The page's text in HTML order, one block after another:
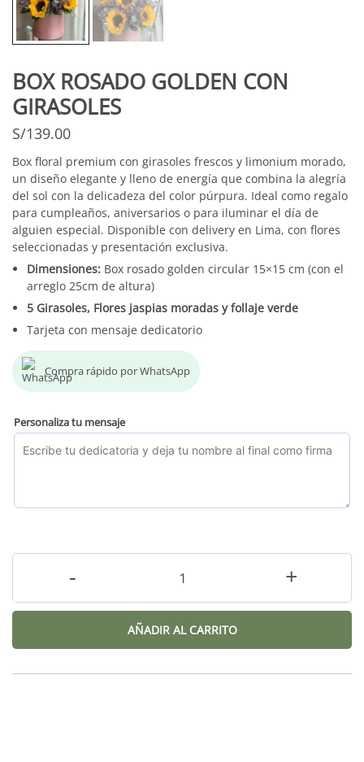
BOX ROSADO GOLDEN CON
GIRASOLES
S/139.00
Box floral premium con girasoles frescos y limonium morado,
un diseño elegante y lleno de energía que combina la alegría
del sol con la delicadeza del color púrpura. Ideal como regalo
para cumpleaños, aniversarios o para iluminar el día de
alguien especial. Disponible con delivery en Lima, con flores
seleccionadas y presentación exclusiva.
Dimensiones: Box rosado golden circular 15×15 cm (con el
arreglo 25cm de altura)
5 Girasoles, Flores jaspias moradas y follaje verde
Tarjeta con mensaje dedicatorio
Compra rápido por WhatsApp
Personaliza tu mensaje
- +
AÑADIR AL CARRITO